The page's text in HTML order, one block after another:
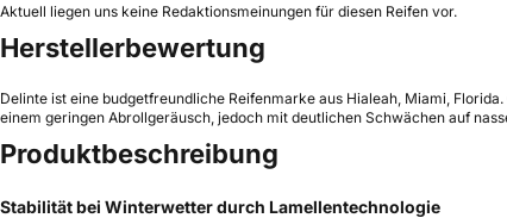
Aktuell liegen uns keine Redaktionsmeinungen für diesen Reifen vor.
Herstellerbewertung
Delinte ist eine budgetfreundliche Reifenmarke aus Hialeah, Miami,
einem geringen Abrollgeräusch, jedoch mit deutlichen Schwächen auf
Produktbeschreibung
Stabilität bei Winterwetter durch Lamellentechnologie